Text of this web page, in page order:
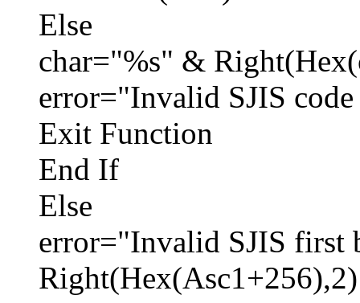
Else
char="%s" &
error="Invalid SJIS
Exit Function
End If
Else
error="Invalid SJIS first
Right(Hex(Asc1+256),2)